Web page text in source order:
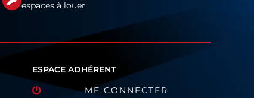
espaces à louer
ESPACE ADHÉRENT
ME CONNECTER